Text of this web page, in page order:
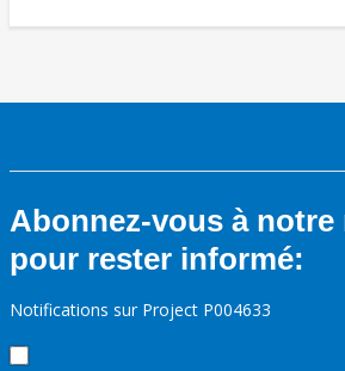
Abonnez-vous à notre
pour rester informé:
Notifications sur Project P004633